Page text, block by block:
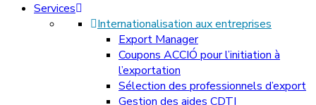
Services
Internationalisation aux entreprises
Export Manager
Coupons ACCIÓ pour l’initiation à
l’exportation
Sélection des professionnels d’export
Gestion des aides CDTI